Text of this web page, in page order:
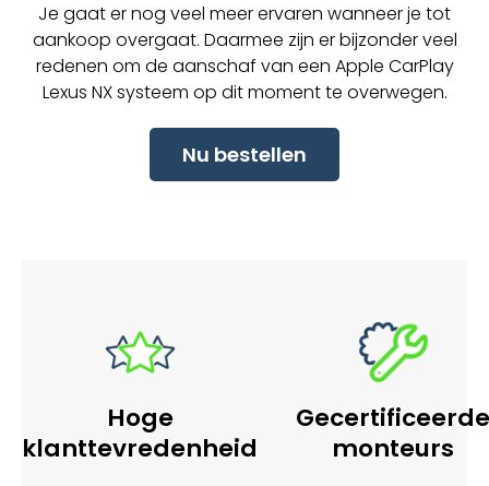
Je gaat er nog veel meer ervaren wanneer je tot
aankoop overgaat. Daarmee zijn er bijzonder veel
redenen om de aanschaf van een Apple CarPlay
Lexus NX systeem op dit moment te overwegen.
Nu bestellen
Hoge
klanttevredenheid
Gecertificeerde
monteurs